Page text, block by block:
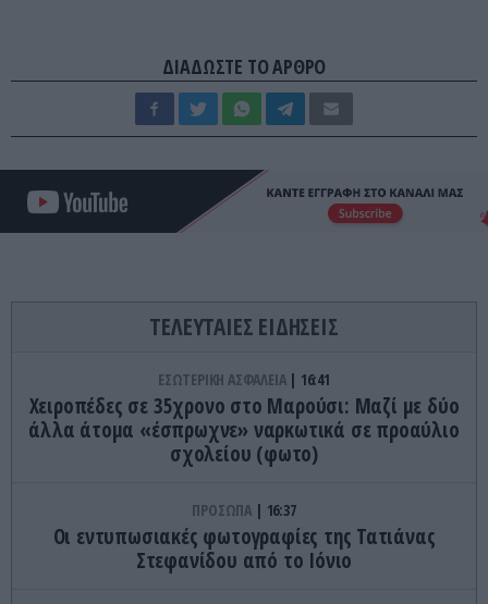
ΔΙΑΔΩΣΤΕ ΤΟ ΑΡΘΡΟ
ΤΕΛΕΥΤΑΙΕΣ ΕΙΔΗΣΕΙΣ
ΕΣΩΤΕΡΙΚΗ ΑΣΦΑΛΕΙΑ 16:41
Χειροπέδες σε 35χρονο στο Μαρούσι: Μαζί με δύο
άλλα άτομα «έσπρωχνε» ναρκωτικά σε προαύλιο
σχολείου (φωτο)
ΠΡΟΣΩΠΑ 16:37
Οι εντυπωσιακές φωτογραφίες της Τατιάνας
Στεφανίδου από το Ιόνιο